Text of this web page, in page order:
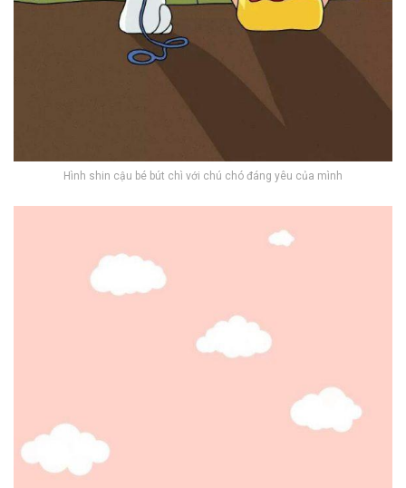
Hình shin cậu bé bút chì với chú chó đáng yêu của mình